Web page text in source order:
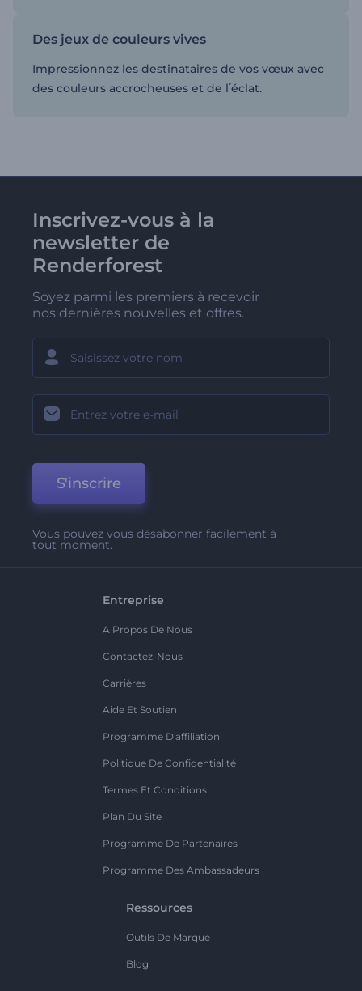
Des jeux de couleurs vives
Impressionnez les destinataires de vos vœux avec
des couleurs accrocheuses et de l՛éclat.
Inscrivez-vous à la
newsletter de
Renderforest
Soyez parmi les premiers à recevoir
nos dernières nouvelles et offres.
S'inscrire
Vous pouvez vous désabonner facilement à
tout moment.
Entreprise
A Propos De Nous
Contactez-Nous
Carrières
Aide Et Soutien
Programme D'affiliation
Politique De Confidentialité
Termes Et Conditions
Plan Du Site
Programme De Partenaires
Programme Des Ambassadeurs
Ressources
Outils De Marque
Blog